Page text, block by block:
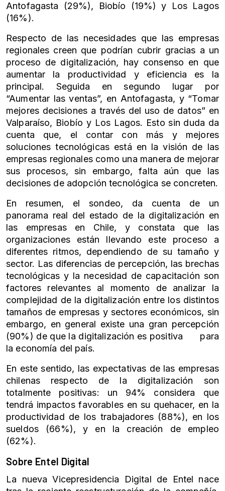
Antofagasta (29%), Biobío (19%) y Los Lagos
(16%).
Respecto de las necesidades que las empresas
regionales creen que podrían cubrir gracias a un
proceso de digitalización, hay consenso en que
aumentar la productividad y eficiencia es la
principal. Seguida en segundo lugar por
“Aumentar las ventas”, en Antofagasta, y “Tomar
mejores decisiones a través del uso de datos” en
Valparaíso, Biobío y Los Lagos. Esto sin duda da
cuenta que, el contar con más y mejores
soluciones tecnológicas está en la visión de las
empresas regionales como una manera de mejorar
sus procesos, sin embargo, falta aún que las
decisiones de adopción tecnológica se concreten.
En resumen, el sondeo, da cuenta de un
panorama real del estado de la digitalización en
las empresas en Chile, y constata que las
organizaciones están llevando este proceso a
diferentes ritmos, dependiendo de su tamaño y
sector. Las diferencias de percepción, las brechas
tecnológicas y la necesidad de capacitación son
factores relevantes al momento de analizar la
complejidad de la digitalización entre los distintos
tamaños de empresas y sectores económicos, sin
embargo, en general existe una gran percepción
(90%) de que la digitalización es positiva para
la economía del país.
En este sentido, las expectativas de las empresas
chilenas respecto de la digitalización son
totalmente positivas: un 94% considera que
tendrá impactos favorables en su quehacer, en la
productividad de los trabajadores (88%), en los
sueldos (66%), y en la creación de empleo
(62%).
Sobre Entel Digital
La nueva Vicepresidencia Digital de Entel nace